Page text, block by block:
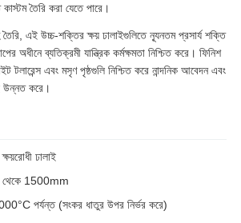
তৈরি করা যেতে পারে।
এই উচ্চ-শক্তির ক্ষয় ঢালাইগুলিতে ন্যূনতম প্রসার্য শক্তি
অধীনে ব্যতিক্রমী যান্ত্রিক কর্মক্ষমতা নিশ্চিত করে। ফিনিশ
টলারেন্স এবং মসৃণ পৃষ্ঠগুলি নিশ্চিত করে নান্দনিক আবেদন এবং
উন্নত করে।
ঢালাই
থেকে 1500mm
পর্যন্ত (সংকর ধাতুর উপর নির্ভর করে)